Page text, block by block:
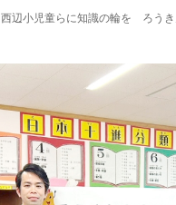
西辺小児童らに知識の輪を ろうき